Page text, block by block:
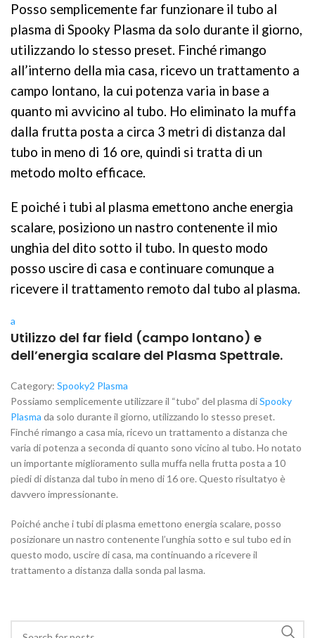
Posso semplicemente far funzionare il tubo al
plasma di Spooky Plasma da solo durante il giorno,
utilizzando lo stesso preset. Finché rimango
all’interno della mia casa, ricevo un trattamento a
campo lontano, la cui potenza varia in base a
quanto mi avvicino al tubo. Ho eliminato la muffa
dalla frutta posta a circa 3 metri di distanza dal
tubo in meno di 16 ore, quindi si tratta di un
metodo molto efficace.
E poiché i tubi al plasma emettono anche energia
scalare, posiziono un nastro contenente il mio
unghia del dito sotto il tubo. In questo modo
posso uscire di casa e continuare comunque a
ricevere il trattamento remoto dal tubo al plasma.
a
Utilizzo del far field (campo lontano) e
dell’energia scalare del Plasma Spettrale.
Category: Spooky2 Plasma
Possiamo semplicemente utilizzare il “tubo” del plasma diSpooky
Plasma da solo durante il giorno, utilizzando lo stesso preset.
Finché rimango a casa mia, ricevo un trattamento a distanza che
varia di potenza a seconda di quanto sono vicino al tubo. Ho notato
un importante miglioramento sulla muffa nella frutta posta a 10
piedi di distanza dal tubo in meno di 16 ore. Questo risultatyo è
davvero impressionante.
Poiché anche i tubi di plasma emettono energia scalare, posso
posizionare un nastro contenente l’unghia sotto e sul tubo ed in
questo modo, uscire di casa, ma continuando a ricevere il
trattamento a distanza dalla sonda pal lasma.